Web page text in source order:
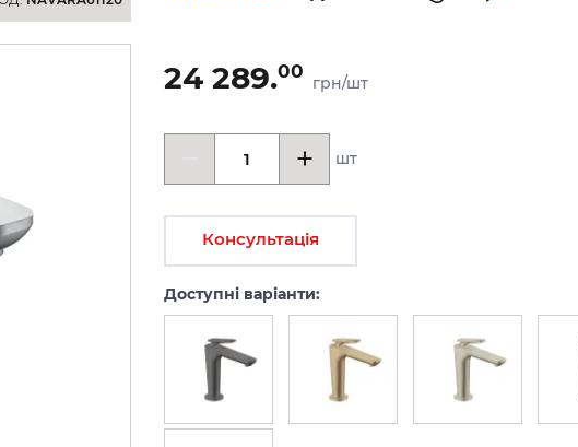
24 289.00
грн/шт
шт
Консультація
Доступні варіанти: